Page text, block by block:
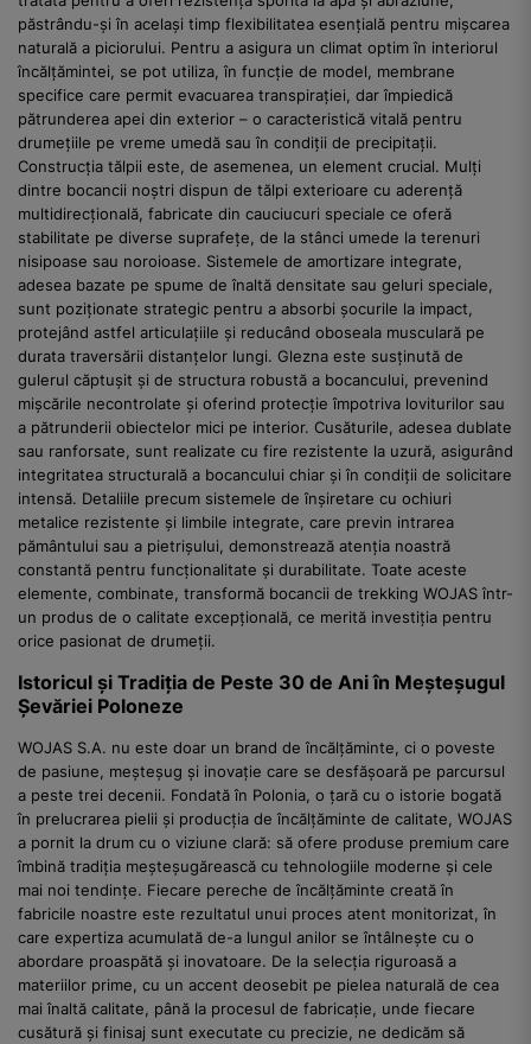
păstrându-și în același timp flexibilitatea esențială pentru mișcarea
naturală a piciorului. Pentru a asigura un climat optim în interiorul
încălțămintei, se pot utiliza, în funcție de model, membrane
specifice care permit evacuarea transpirației, dar împiedică
pătrunderea apei din exterior – o caracteristică vitală pentru
drumețiile pe vreme umedă sau în condiții de precipitații.
Construcția tălpii este, de asemenea, un element crucial. Mulți
dintre bocancii noștri dispun de tălpi exterioare cu aderență
multidirecțională, fabricate din cauciucuri speciale ce oferă
stabilitate pe diverse suprafețe, de la stânci umede la terenuri
nisipoase sau noroioase. Sistemele de amortizare integrate,
adesea bazate pe spume de înaltă densitate sau geluri speciale,
sunt poziționate strategic pentru a absorbi șocurile la impact,
protejând astfel articulațiile și reducând oboseala musculară pe
durata traversării distanțelor lungi. Glezna este susținută de
gulerul căptușit și de structura robustă a bocancului, prevenind
mișcările necontrolate și oferind protecție împotriva loviturilor sau
a pătrunderii obiectelor mici pe interior. Cusăturile, adesea dublate
sau ranforsate, sunt realizate cu fire rezistente la uzură, asigurând
integritatea structurală a bocancului chiar și în condiții de solicitare
intensă. Detaliile precum sistemele de înșiretare cu ochiuri
metalice rezistente și limbile integrate, care previn intrarea
pământului sau a pietrișului, demonstrează atenția noastră
constantă pentru funcționalitate și durabilitate. Toate aceste
elemente, combinate, transformă bocancii de trekking WOJAS într-
un produs de o calitate excepțională, ce merită investiția pentru
orice pasionat de drumeții.
Istoricul și Tradiția de Peste 30 de Ani în Meșteșugul
Șevăriei Poloneze
WOJAS S.A. nu este doar un brand de încălțăminte, ci o poveste
de pasiune, meșteșug și inovație care se desfășoară pe parcursul
a peste trei decenii. Fondată în Polonia, o țară cu o istorie bogată
în prelucrarea pielii și producția de încălțăminte de calitate, WOJAS
a pornit la drum cu o viziune clară: să ofere produse premium care
îmbină tradiția meșteșugărească cu tehnologiile moderne și cele
mai noi tendințe. Fiecare pereche de încălțăminte creată în
fabricile noastre este rezultatul unui proces atent monitorizat, în
care expertiza acumulată de-a lungul anilor se întâlnește cu o
abordare proaspătă și inovatoare. De la selecția riguroasă a
materiilor prime, cu un accent deosebit pe pielea naturală de cea
mai înaltă calitate, până la procesul de fabricație, unde fiecare
cusătură și finisaj sunt executate cu precizie, ne dedicăm să